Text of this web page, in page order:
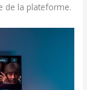
de la plateforme.